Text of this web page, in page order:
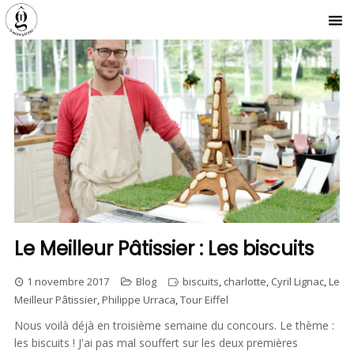
Le Meilleur Pâtissier : Les biscuits
1 novembre 2017 Blog biscuits, charlotte, Cyril Lignac,Le
Meilleur Pâtissier,Philippe Urraca,Tour Eiffel
Nous voilà déjà en troisième semaine du concours. Le thème :
les biscuits ! J'ai pas mal souffert sur les deux premières